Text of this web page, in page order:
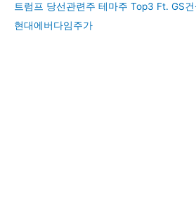
트럼프 당선관련주 테마주 Top3 Ft. GS
현대에버다임주가